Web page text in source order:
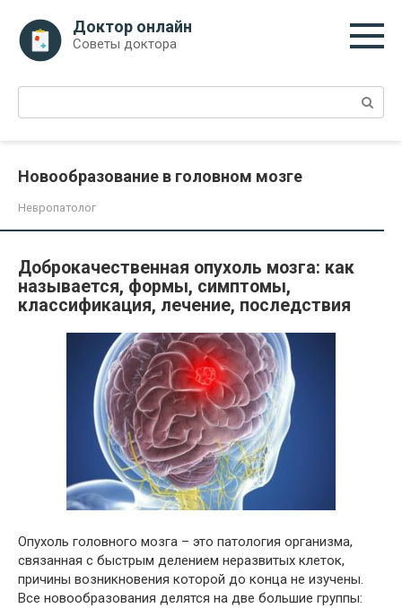
контенту
Доктор онлайн
Советы доктора
Поиск:
Новообразование в головном мозге
Невропатолог
Доброкачественная опухоль мозга: как
называется, формы, симптомы,
классификация, лечение, последствия
Опухоль головного мозга – это патология организма,
связанная с быстрым делением неразвитых клеток,
причины возникновения которой до конца не изучены.
Все новообразования делятся на две большие группы: